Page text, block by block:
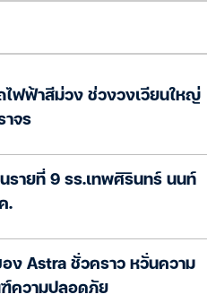
ไฟฟ้าสีม่วง ช่วงวงเวียนใหญ่
าจร
รายที่ 9 รร.เทพศิรินทร์ นนท์
.
ง Astra ชั่วคราว หวั่นความ
ฑ์ความปลอดภัย